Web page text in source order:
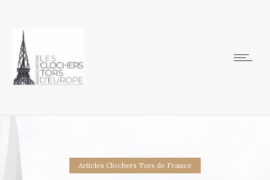
Articles Clochers Tors de France